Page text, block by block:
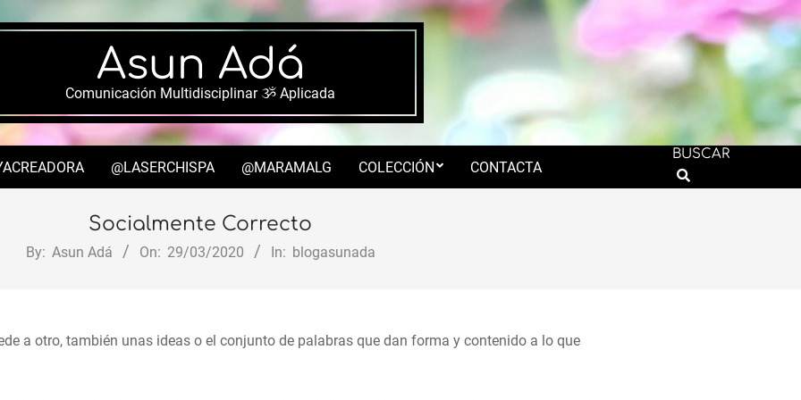
Asun Adá
Comunicación Multidisciplinar ૐ Aplicada
Secondary
Menu
@LASERCHISPA @MARAMALG COLECCIÓN CONTACTA
BUSCAR
Search
Socialmente Correcto
By: Asun Adá On: 29/03/2020 In: blogasunada
a otro, también unas ideas o el conjunto de palabras que dan forma y contenido a lo que